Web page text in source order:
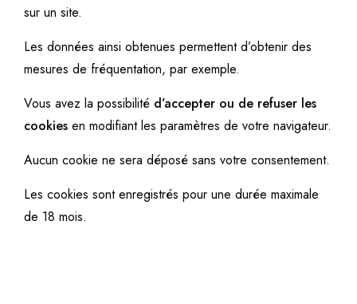
sur un site.
Les données ainsi obtenues permettent d’obtenir des
mesures de fréquentation, par exemple.
Vous avez la possibilité d’accepter ou de refuser les
cookies en modifiant les paramètres de votre navigateur.
Aucun cookie ne sera déposé sans votre consentement.
Les cookies sont enregistrés pour une durée maximale
de 18 mois.